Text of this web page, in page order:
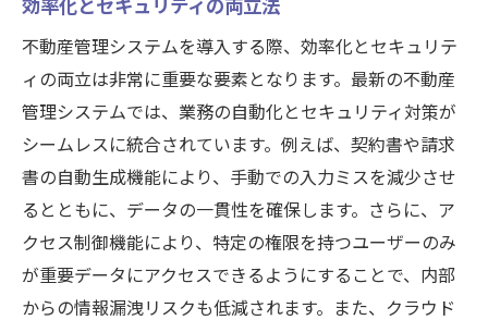
効率化とセキュリティの両立法
不動産管理システムを導入する際、効率化とセキュリテ
ィの両立は非常に重要な要素となります。最新の不動産
管理システムでは、業務の自動化とセキュリティ対策が
シームレスに統合されています。例えば、契約書や請求
書の自動生成機能により、手動での入力ミスを減少させ
るとともに、データの一貫性を確保します。さらに、ア
クセス制御機能により、特定の権限を持つユーザーのみ
が重要データにアクセスできるようにすることで、内部
からの情報漏洩リスクも低減されます。また、クラウド